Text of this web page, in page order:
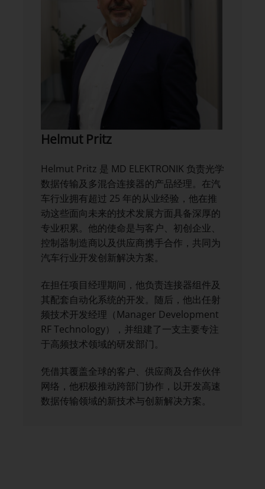
Helmut Pritz
Helmut Pritz 是 MD ELEKTRONIK 负责光学
数据传输及多混合连接器的产品经理。在汽
车行业拥有超过 25 年的从业经验，他在推
动这些面向未来的技术发展方面具备深厚的
专业积累。他的使命是与客户、初创企业、
控制器制造商以及供应商携手合作，共同为
汽车行业开发创新解决方案。
在担任项目经理期间，他负责连接器组件及
其配套自动化系统的开发。随后，他出任射
频技术开发经理（Manager Development
RF Technology），并组建了一支主要专注
于高频技术领域的研发部门。
凭借其覆盖全球的客户、供应商及合作伙伴
网络，他积极推动跨部门协作，以开发高速
数据传输领域的新技术与创新解决方案。